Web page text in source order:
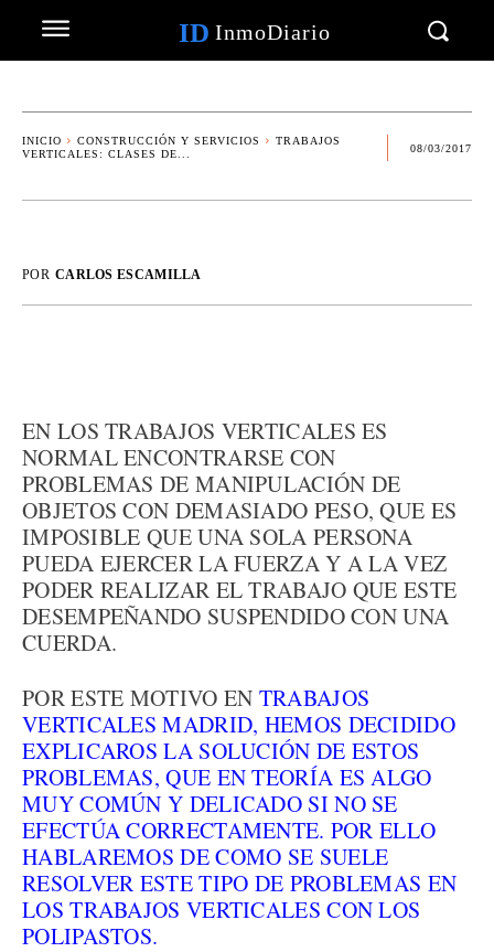
ID InmoDiario
INICIO CONSTRUCCIÓN Y SERVICIOS
TRABAJOS
VERTICALES: CLASES DE...
08/03/2017
POR CARLOS ESCAMILLA
EN LOS TRABAJOS VERTICALES ES
NORMAL ENCONTRARSE CON
PROBLEMAS DE MANIPULACIÓN DE
OBJETOS CON DEMASIADO PESO, QUE ES
IMPOSIBLE QUE UNA SOLA PERSONA
PUEDA EJERCER LA FUERZA Y A LA VEZ
PODER REALIZAR EL TRABAJO QUE ESTE
DESEMPEÑANDO SUSPENDIDO CON UNA
CUERDA.
POR ESTE MOTIVO EN TRABAJOS
VERTICALES MADRID, HEMOS DECIDIDO
EXPLICAROS LA SOLUCIÓN DE ESTOS
PROBLEMAS, QUE EN TEORÍA ES ALGO
MUY COMÚN Y DELICADO SI NO SE
EFECTÚA CORRECTAMENTE. POR ELLO
HABLAREMOS DE COMO SE SUELE
RESOLVER ESTE TIPO DE PROBLEMAS EN
LOS TRABAJOS VERTICALES CON LOS
POLIPASTOS.